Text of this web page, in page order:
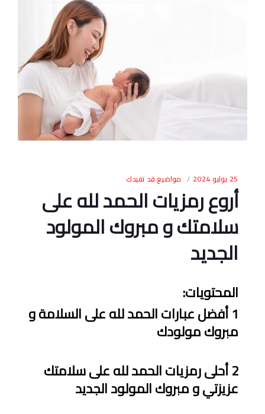
25 يوليو 2024 مواضيع قد تفيدك
أروع رمزيات الحمد لله على
سلامتك و مبروك المولود
الجديد
المحتويات:
1أفضل عبارات الحمد لله على السلامة و
مبروك مولودك
2أحلى رمزيات الحمد لله على سلامتك
عزيزتي و مبروك المولود الجديد